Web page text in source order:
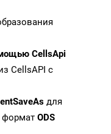
CellsApi
CellsAPI с
для
формат ODS